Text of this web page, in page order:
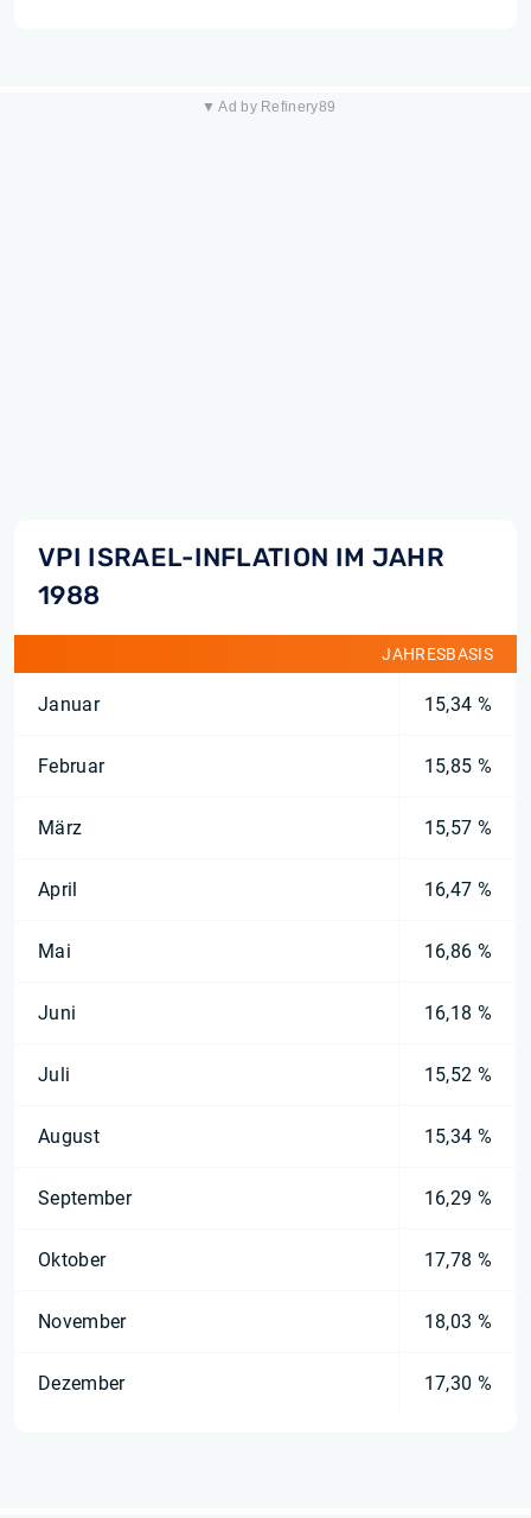
▼ Ad by Refinery89
VPI ISRAEL-INFLATION IM JAHR
1988
JAHRESBASIS
Januar 15,34 %
Februar 15,85 %
März 15,57 %
April 16,47 %
Mai 16,86 %
Juni 16,18 %
Juli 15,52 %
August 15,34 %
September 16,29 %
Oktober 17,78 %
November 18,03 %
Dezember 17,30 %